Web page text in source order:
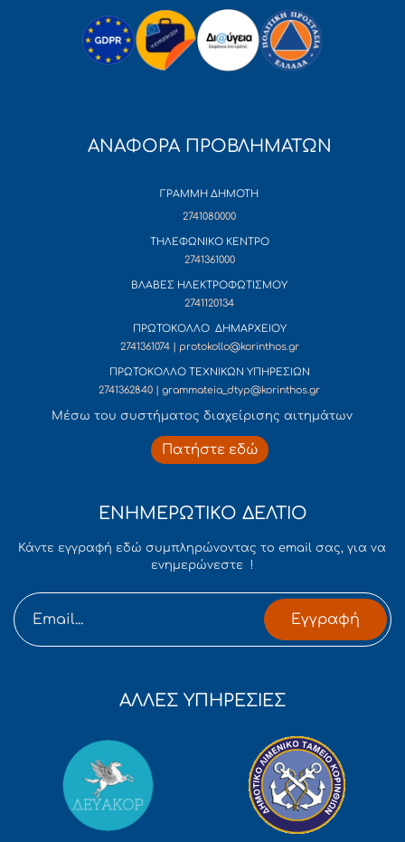
ΑΝΑΦΟΡΑ ΠΡΟΒΛΗΜΑΤΩΝ
ΓΡΑΜΜΗ ΔΗΜΟΤΗ
2741080000
ΤΗΛΕΦΩΝΙΚΟ ΚΕΝΤΡΟ
2741361000
ΒΛΑΒΕΣ ΗΛΕΚΤΡΟΦΩΤΙΣΜΟΥ
2741120134
ΠΡΩΤΟΚΟΛΛΟ ΔΗΜΑΡΧΕΙΟΥ
2741361074 | protokollo@korinthos.gr
ΠΡΩΤΟΚΟΛΛΟ ΤΕΧΝΙΚΩΝ ΥΠΗΡΕΣΙΩΝ
2741362840 | grammateia_dtyp@korinthos.gr
Mέσω του συστήματος διαχείρισης αιτημάτων
Πατήστε εδώ
ΕΝΗΜΕΡΩΤΙΚΟ ΔΕΛΤΙΟ
Κάντε εγγραφή εδώ συμπληρώνοντας το email σας, για να
ενημερώνεστε !
Εγγραφή
ΑΛΛΕΣ ΥΠΗΡΕΣΙΕΣ